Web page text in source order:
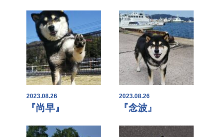
2023.08.26
『尚早』
2023.08.26
『念波』